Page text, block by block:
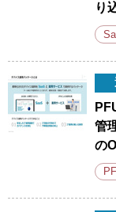
り
管
の